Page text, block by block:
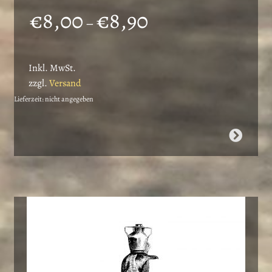
€8,00–€8,90
Inkl. MwSt.
zzgl.Versand
Lieferzeit: nicht angegeben
weist
Varianten